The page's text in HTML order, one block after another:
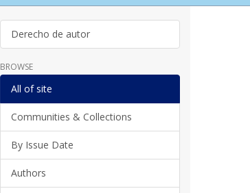
Derecho de autor
BROWSE
All of site
Communities & Collections
By Issue Date
Authors